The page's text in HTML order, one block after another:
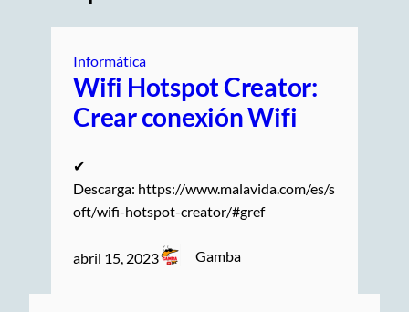
Informática
Wifi Hotspot Creator:
Crear conexión Wifi
✔
Descarga: https://www.malavida.com/es/s
oft/wifi-hotspot-creator/#gref
abril 15, 2023 Gamba